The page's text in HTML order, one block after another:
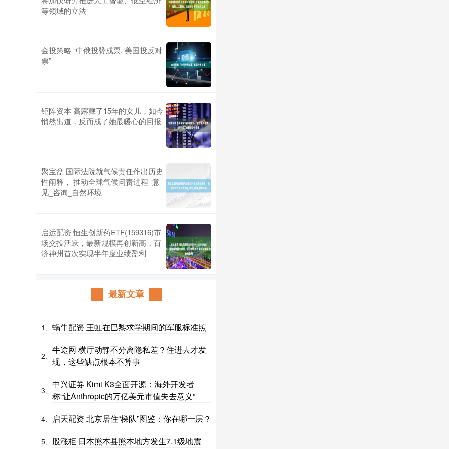
等领域的立法
金投策略 “中俄投赞成票, 美国投反对
票”
钜阵资本 高露藏了15年的女儿，如今
悄然出道，反而成了她最暖心的回报
聚宝盆 国际法院就气候责任作出历史
性阐释， 推动全球气候问责进程_意
见_咨询_自然环境
启运配资 恒生创新药ETF(159316)市
场交投活跃，最新规模再创新高，百
济神州首次实现半年度业绩盈利
最新文章
1、 蜗牛配资 王虹在巴黎求学期间的军服标准照
2、
牛途网 横厅动静不分离隐私差？住进去才发
现，这些缺点根本不算事
3、
中兴证券 Kimi K3全面开源：海外开发者
称“让Anthropic的万亿美元市值失去意义”
4、 启天配资 北京居住“梯队”图鉴：你在哪一层？
5、 股涨柜 日本熊本县熊本地方发生7.1级地震